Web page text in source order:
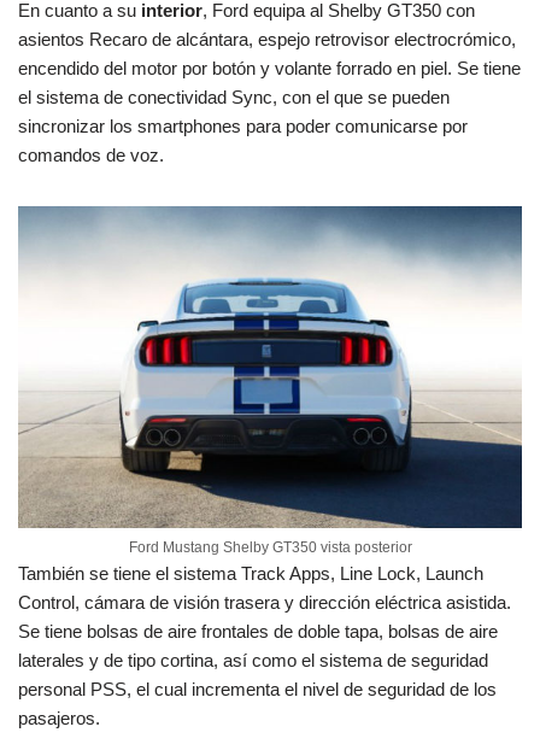
En cuanto a su interior, Ford equipa al Shelby GT350 con
asientos Recaro de alcántara, espejo retrovisor electrocrómico,
encendido del motor por botón y volante forrado en piel. Se tiene
el sistema de conectividad Sync, con el que se pueden
sincronizar los smartphones para poder comunicarse por
comandos de voz.
Ford Mustang Shelby GT350 vista posterior
También se tiene el sistema Track Apps, Line Lock, Launch
Control, cámara de visión trasera y dirección eléctrica asistida.
Se tiene bolsas de aire frontales de doble tapa, bolsas de aire
laterales y de tipo cortina, así como el sistema de seguridad
personal PSS, el cual incrementa el nivel de seguridad de los
pasajeros.